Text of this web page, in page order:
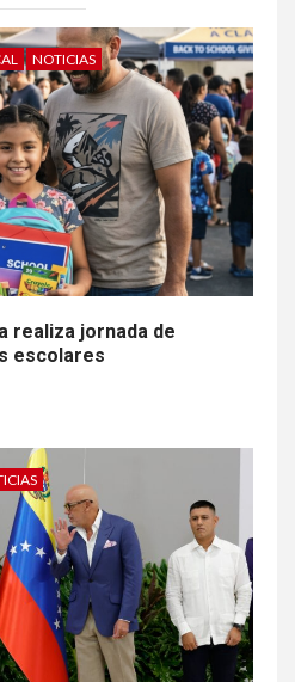
NOTICIAS
realiza jornada de
escolares